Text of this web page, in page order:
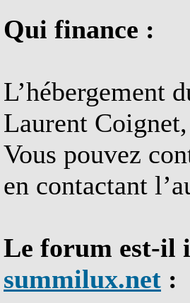
Qui finance :
L’hébergement
Laurent
Vous pouvez
en contactant
Le forum est-il
summilux.net :